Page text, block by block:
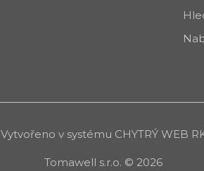
Vytvořeno v systému CHYTRÝ WEB
Tomawell s.r.o. © 2026